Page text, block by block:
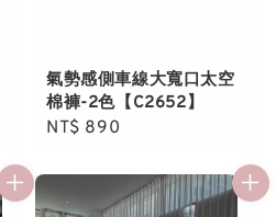
氣勢感側車線大寬口太空
棉褲-2色【C2652】
Regular
NT$ 890